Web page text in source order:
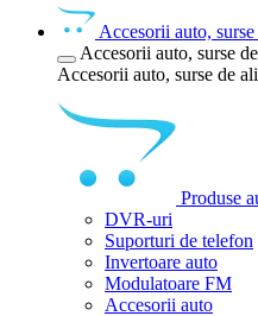
Accesorii auto,
Accesorii auto, surse
Accesorii auto, surse de
Produse
DVR-uri
Suporturi de telefon
Invertoare auto
Modulatoare FM
Accesorii auto